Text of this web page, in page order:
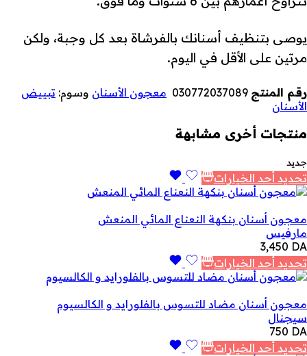
يوصى بتنظيف أسنانك بالفرشاة بعد كل وجبة، ولكن
مرتين على الأقل في اليوم.
رقم المنتج 030772037089 معجون الأسنان وسوم: تبييض
الأسنان
منتجات أخرى مشابهة
جديد
تحديد أحد الخيارات
معجون أسنان بنكهة النعناع المائي المنعش
مارفيس
3,450 DA
تحديد أحد الخيارات
معجون أسنان مضاد للتسوس بالفلورايد و الكالسيوم
سيجنال
750 DA
تحديد أحد الخيارات